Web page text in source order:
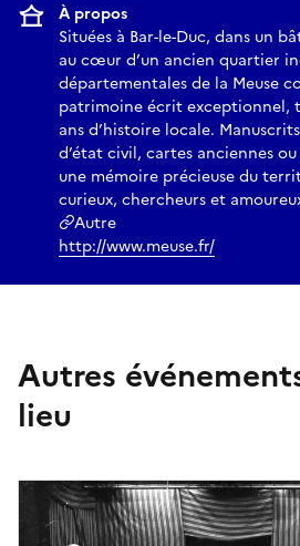
À propos
Situées à Bar-le-Duc, dans un
au cœur d’un ancien quartier
départementales de la Meuse
patrimoine écrit exceptionnel,
ans d’histoire locale.
d’état civil, cartes anciennes
une mémoire précieuse du
curieux, chercheurs et
Autre
http://www.meuse.fr/
Autres
lieu